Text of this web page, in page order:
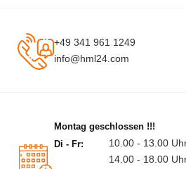
+49 341 961 1249
info@hml24.com
Montag geschlossen !!!
Di - Fr:
10.00 - 13.00
14.00 - 18.00